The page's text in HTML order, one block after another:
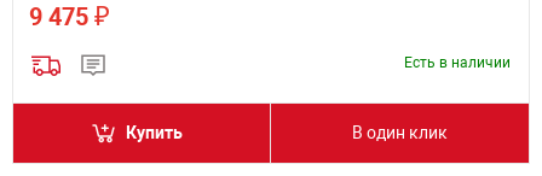
9 475 ₽
Есть в наличии
Купить В один клик